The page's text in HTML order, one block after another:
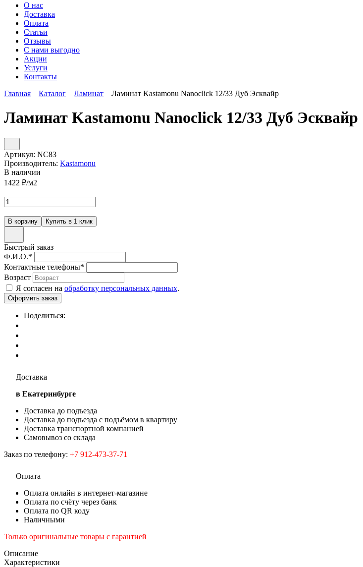
О нас
Доставка
Оплата
Статьи
Отзывы
С нами выгодно
Акции
Услуги
Контакты
Главная
Каталог Ламинат Ламинат Kastamonu Nanoclick 12/33 Дуб Эсквайр
Ламинат Kastamonu Nanoclick 12/33 Дуб Эсквайр
Артикул: NC83
Производитель: Kastamonu
В наличии
1422 ₽/м2
Быстрый заказ
Ф.И.О.*
Контактные телефоны*
Возраст
Я согласен на обработку персональных данных.
Поделиться:
Доставка
в Екатеринбурге
Доставка до подъезда
Доставка до подъезда с подъёмом в квартиру
Доставка транспортной компанией
Самовывоз со склада
Заказ по телефону: +7 912-473-37-71
Оплата
Оплата онлайн в интернет-магазине
Оплата по счёту через банк
Оплата по QR коду
Наличными
Только оригинальные товары с гарантией
Описание
Характеристики